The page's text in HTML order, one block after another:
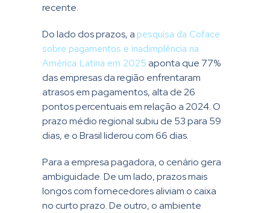
recente.
Do lado dos prazos, a pesquisa da Coface
sobre pagamentos e inadimplência na
América Latina em 2025aponta que 77%
das empresas da região enfrentaram
atrasos em pagamentos, alta de 26
pontos percentuais em relação a 2024. O
prazo médio regional subiu de 53 para 59
dias, e o Brasil liderou com 66 dias.
Para a empresa pagadora, o cenário gera
ambiguidade. De um lado, prazos mais
longos com fornecedores aliviam o caixa
no curto prazo. De outro, o ambiente